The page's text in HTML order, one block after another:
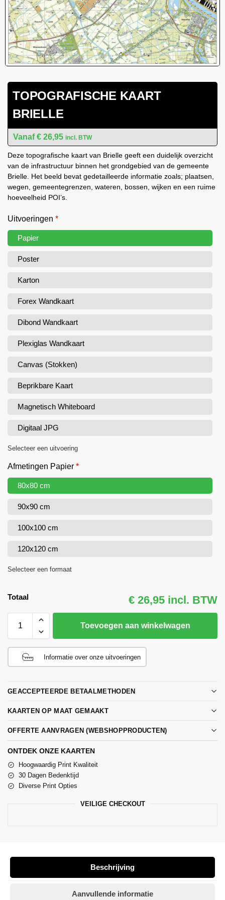
TOPOGRAFISCHE KAART
BRIELLE
€ 26,95 incl. BTW
Deze topografische kaart van Brielle geeft een duidelijk overzicht
van de infrastructuur binnen het grondgebied van de gemeente
Brielle. Het beeld bevat gedetailleerde informatie zoals; plaatsen,
wegen, gemeentegrenzen, wateren, bossen, wijken en een ruime
hoeveelheid POI’s.
Uitvoeringen *
Papier
Poster
Karton
Forex Wandkaart
Dibond Wandkaart
Plexiglas Wandkaart
Canvas (Stokken)
Beprikbare Kaart
Magnetisch Whiteboard
Digitaal JPG
Selecteer een uitvoering
Afmetingen Papier *
80x80 cm
90x90 cm
100x100 cm
120x120 cm
Selecteer een formaat
Totaal € 26,95 incl. BTW
Toevoegen aan winkelwagen
Informatie over onze uitvoeringen
GEACCEPTEERDE BETAALMETHODEN
KAARTEN OP MAAT GEMAAKT
OFFERTE AANVRAGEN (WEBSHOPPRODUCTEN)
ONTDEK ONZE KAARTEN
Hoogwaardig Print Kwaliteit
30 Dagen Bedenktijd
Diverse Print Opties
VEILIGE CHECKOUT
Beschrijving
Aanvullende informatie